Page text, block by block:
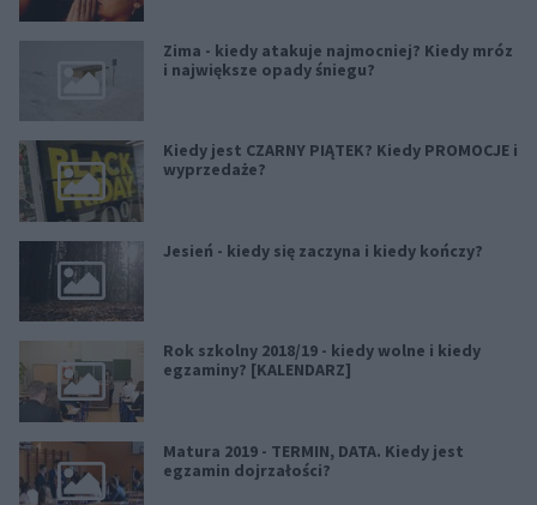
Zima - kiedy atakuje najmocniej? Kiedy mróz
i największe opady śniegu?
Kiedy jest CZARNY PIĄTEK? Kiedy PROMOCJE i
wyprzedaże?
Jesień - kiedy się zaczyna i kiedy kończy?
Rok szkolny 2018/19 - kiedy wolne i kiedy
egzaminy? [KALENDARZ]
Matura 2019 - TERMIN, DATA. Kiedy jest
egzamin dojrzałości?